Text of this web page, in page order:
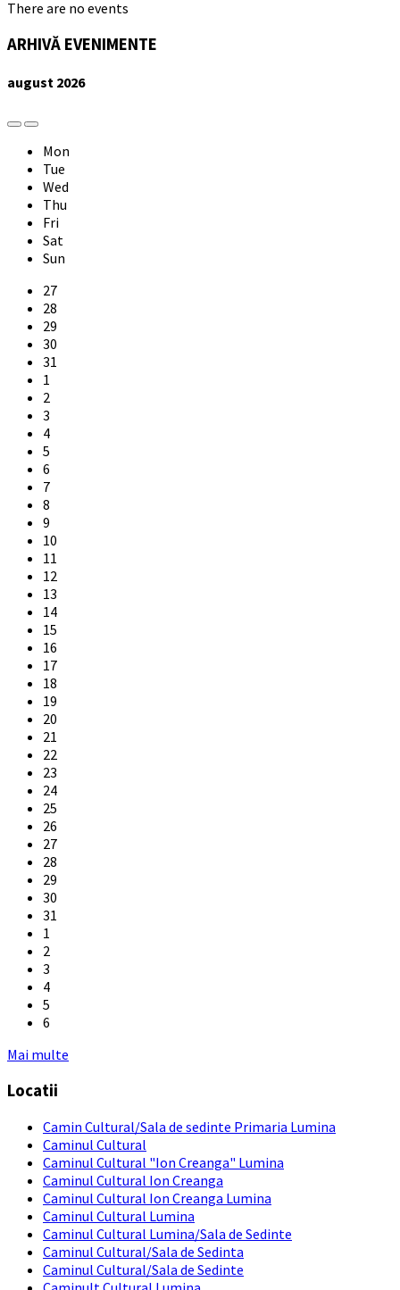
There are no events
ARHIVĂ EVENIMENTE
august 2026
Previous
Month
Next
Month
Mon
Tue
Wed
Thu
Fri
Sat
Sun
Skip
calendar
days
27
28
29
30
31
1
2
3
4
5
6
7
8
9
10
11
12
13
14
15
16
17
18
19
20
21
22
23
24
25
26
27
28
29
30
31
1
2
3
4
5
6
Back
calendar
Mai multe
Locatii
Camin Cultural/Sala de sedinte Primaria Lumina
Caminul Cultural
Caminul Cultural "Ion Creanga" Lumina
Caminul Cultural Ion Creanga
Caminul Cultural Ion Creanga Lumina
Caminul Cultural Lumina
Caminul Cultural Lumina/Sala de Sedinte
Caminul Cultural/Sala de Sedinta
Caminul Cultural/Sala de Sedinte